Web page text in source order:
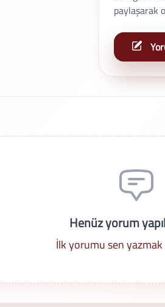
paylaşarak
Henüz yorum
İlk yorumu sen